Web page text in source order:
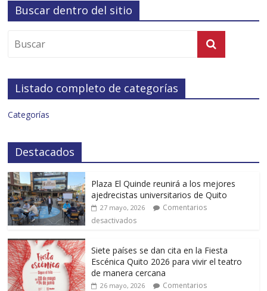
Buscar dentro del sitio
Listado completo de categorías
Categorías
Destacados
Plaza El Quinde reunirá a los mejores
ajedrecistas universitarios de Quito
27 mayo, 2026
Comentarios
desactivados
Siete países se dan cita en la Fiesta
Escénica Quito 2026 para vivir el teatro
de manera cercana
26 mayo, 2026
Comentarios